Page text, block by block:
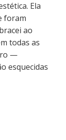
Ela
foram
ao
todas as
—
esquecidas